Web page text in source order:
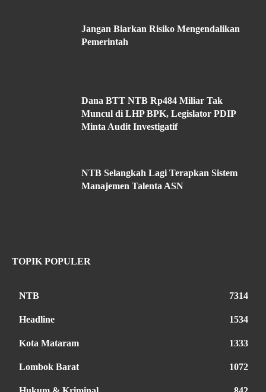
Jangan Biarkan Risiko Mengendalikan
Pemerintah
Dana BTT NTB Rp484 Miliar Tak
Muncul di LHP BPK, Legislator PDIP
Minta Audit Investigatif
NTB Selangkah Lagi Terapkan Sistem
Manajemen Talenta ASN
TOPIK POPULER
NTB 7314
Headline 1534
Kota Mataram 1333
Lombok Barat 1072